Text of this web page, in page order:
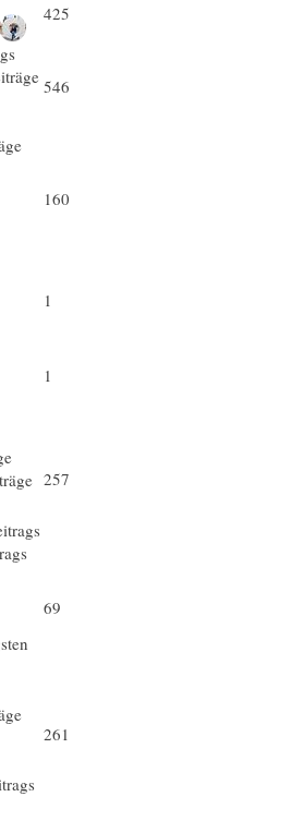
425
546
160
1
1
257
69
261